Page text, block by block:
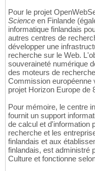
Pour le projet
Science en Finlande
informatique finlandais
autres centres de
développer une
recherche sur le Web.
souveraineté numérique
des moteurs de
Commission européenne
projet Horizon Europe de
Pour mémoire, le centre
fournit un support
de calcul et d'information
recherche et les
finlandais et aux
finlandais, est administré
Culture et fonctionne